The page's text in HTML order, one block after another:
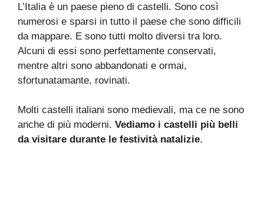
L’Italia è un paese pieno di castelli. Sono così
numerosi e sparsi in tutto il paese che sono difficili
da mappare. E sono tutti molto diversi tra loro.
Alcuni di essi sono perfettamente conservati,
mentre altri sono abbandonati e ormai,
sfortunatamante, rovinati.
Molti castelli italiani sono medievali, ma ce ne sono
anche di più moderni. Vediamo i castelli più belli
da visitare durante le festività natalizie.